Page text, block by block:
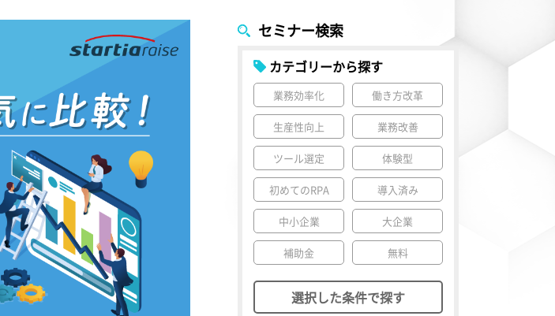
セミナー検索
カテゴリーから探す
業務効率化 働き方改革
生産性向上 業務改善
ツール選定 体験型
初めてのRPA 導入済み
中小企業 大企業
補助金 無料
選択した条件で探す